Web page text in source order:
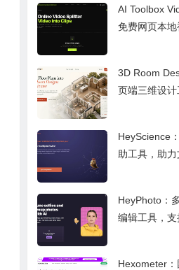
AI Toolbox
免费网页本
具，多模式
3D Room
页端三维设计
型建模、实
HeyScience
助工具，助力
文审阅与日
HeyPhoto：
编辑工具，支
艺术创作与
Hexometer